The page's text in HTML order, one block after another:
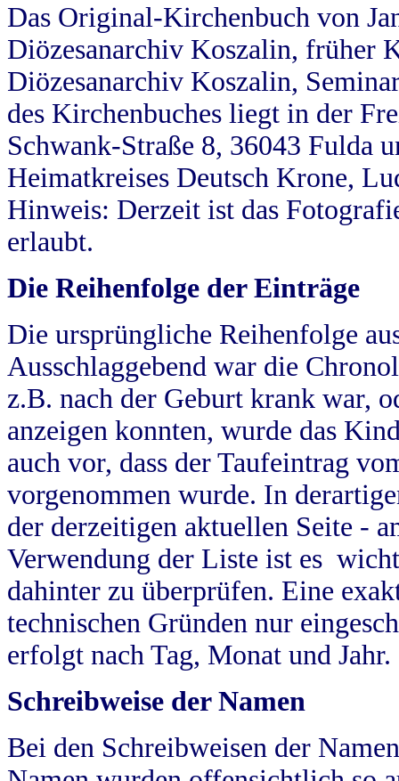
Das Original-Kirchenbuch von
Diözesanarchiv Koszalin, früher
Diözesanarchiv Koszalin,
des Kirchenbuches liegt in der
Schwank-Straße 8, 36043 Fulda
Heimatkreises Deutsch Krone,
Hinweis: Derzeit ist das
erlaubt.
Die Reihenfolge der Einträge
Die ursprüngliche Reihenfolge
Ausschlaggebend war die
z.B. nach der Geburt krank war,
anzeigen konnten, wurde das
auch vor, dass der Taufeintrag
vorgenommen wurde. In
der derzeitigen aktuellen Seite -
Verwendung der Liste ist es
dahinter zu überprüfen. Eine
technischen Gründen nur
erfolgt nach Tag, Monat und Jahr.
Schreibweise der Namen
Bei den Schreibweisen der